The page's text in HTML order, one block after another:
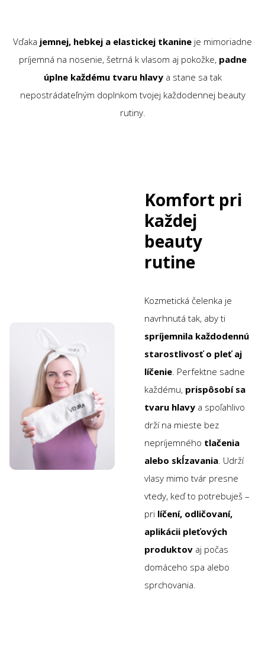
Vďaka jemnej, hebkej a elastickej tkanine je mimoriadne
príjemná na nosenie, šetrná k vlasom aj pokožke, padne
úplne každému tvaru hlavya stane sa tak
nepostrádateľným doplnkom tvojej každodennej beauty
rutiny.
Komfort pri
každej
beauty
rutine
Kozmetická čelenka je
navrhnutá tak, aby ti
spríjemnila každodennú
starostlivosť o pleť aj
líčenie. Perfektne sadne
každému, prispôsobí sa
tvaru hlavy a spoľahlivo
drží na mieste bez
nepríjemného tlačenia
alebo skĺzavania. Udrží
vlasy mimo tvár presne
vtedy, keď to potrebuješ –
pri líčení, odličovaní,
aplikácii pleťových
produktov aj počas
domáceho spa alebo
sprchovania.